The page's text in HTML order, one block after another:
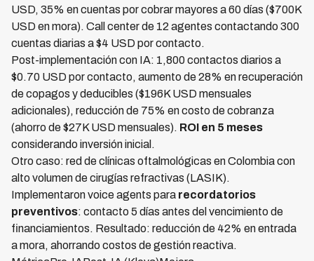
USD, 35% en cuentas por cobrar mayores a 60 días ($700K
USD en mora). Call center de 12 agentes contactando 300
cuentas diarias a $4 USD por contacto.
Post-implementación con IA: 1,800 contactos diarios a
$0.70 USD por contacto, aumento de 28% en recuperación
de copagos y deducibles ($196K USD mensuales
adicionales), reducción de 75% en costo de cobranza
(ahorro de $27K USD mensuales). ROI en 5 meses
considerando inversión inicial.
Otro caso: red de clínicas oftalmológicas en Colombia con
alto volumen de cirugías refractivas (LASIK).
Implementaron voice agents para recordatorios
preventivos: contacto 5 días antes del vencimiento de
financiamientos. Resultado: reducción de 42% en entrada
a mora, ahorrando costos de gestión reactiva.